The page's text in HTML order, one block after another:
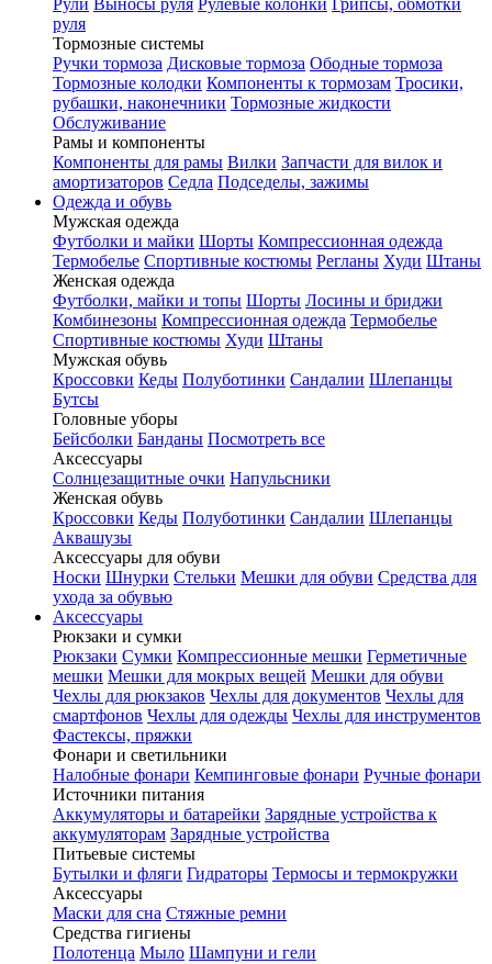
Рули Выносы руля Рулевые колонки Грипсы, обмотки
руля
Тормозные системы
Ручки тормоза Дисковые тормоза Ободные тормоза
Тормозные колодки Компоненты к тормозам Тросики,
рубашки, наконечники Тормозные жидкости
Обслуживание
Рамы и компоненты
Компоненты для рамы Вилки Запчасти для вилок и
амортизаторов Седла Подседелы, зажимы
Одежда и обувь
Мужская одежда
Футболки и майки Шорты Компрессионная одежда
Термобелье Спортивные костюмы Регланы Худи Штаны
Женская одежда
Футболки, майки и топы Шорты Лосины и бриджи
Комбинезоны Компрессионная одежда Термобелье
Спортивные костюмы Худи Штаны
Мужская обувь
Кроссовки Кеды Полуботинки Сандалии Шлепанцы
Бутсы
Головные уборы
Бейсболки Банданы Посмотреть все
Аксессуары
Солнцезащитные очки Напульсники
Женская обувь
Кроссовки Кеды Полуботинки Сандалии Шлепанцы
Аквашузы
Аксессуары для обуви
Носки Шнурки Стельки Мешки для обуви Средства для
ухода за обувью
Аксессуары
Рюкзаки и сумки
Рюкзаки Сумки Компрессионные мешки Герметичные
мешки Мешки для мокрых вещей Мешки для обуви
Чехлы для рюкзаков Чехлы для документов Чехлы для
смартфонов Чехлы для одежды Чехлы для инструментов
Фастексы, пряжки
Фонари и светильники
Налобные фонари Кемпинговые фонари Ручные фонари
Источники питания
Аккумуляторы и батарейки Зарядные устройства к
аккумуляторам Зарядные устройства
Питьевые системы
Бутылки и фляги Гидраторы Термосы и термокружки
Аксессуары
Маски для сна Стяжные ремни
Средства гигиены
Полотенца Мыло Шампуни и гели